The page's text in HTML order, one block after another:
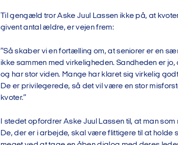
Til gengæld tror Aske Juul Lassen ikke på, at
givent antal ældre, er vejen frem:
”Så skaber vi en fortælling om, at seniorer er en
ikke sammen med virkeligheden. Sandheden er
og har stor viden. Mange har klaret sig virkelig
De er privilegerede, så det vil være en stor
kvoter.”
I stedet opfordrer Aske Juul Lassen til, at man
De, der er i arbejde, skal være flittigere til at